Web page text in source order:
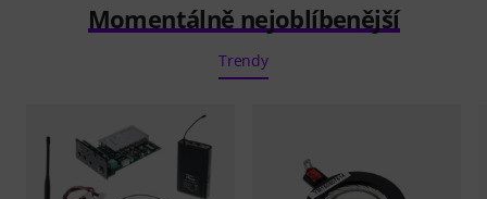
Momentálně nejoblíbenější
Trendy